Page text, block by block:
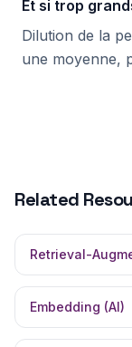
Et si trop
Dilution de la
une moyenne,
Related
Retrieval-
Embedding (AI)